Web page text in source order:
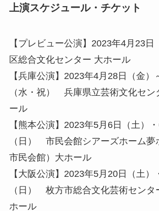
上演スケジュール・チケット
【プレビュー公演】2023年4月23
区総合文化センター 大ホール
【兵庫公演】2023年4月28日（金）
（水・祝） 兵庫県立芸術文化セン
ール
【熊本公演】2023年5月6日（土）
（日） 市民会館シアーズホーム夢
市民会館）大ホール
【大阪公演】2023年5月20日（土）
（日） 枚方市総合文化芸術センタ
ホール